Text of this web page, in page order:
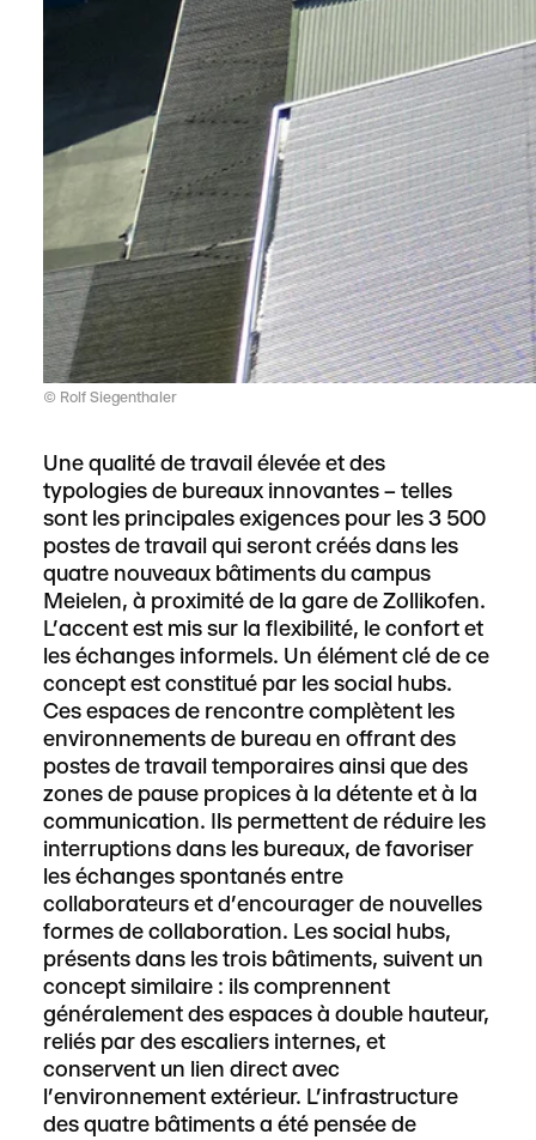
© Rolf Siegenthaler
Une qualité de travail élevée et des
typologies de bureaux innovantes – telles
sont les principales exigences pour les 3 500
postes de travail qui seront créés dans les
quatre nouveaux bâtiments du campus
Meielen, à proximité de la gare de Zollikofen.
L’accent est mis sur la flexibilité, le confort et
les échanges informels. Un élément clé de ce
concept est constitué par les social hubs.
Ces espaces de rencontre complètent les
environnements de bureau en offrant des
postes de travail temporaires ainsi que des
zones de pause propices à la détente et à la
communication. Ils permettent de réduire les
interruptions dans les bureaux, de favoriser
les échanges spontanés entre
collaborateurs et d’encourager de nouvelles
formes de collaboration. Les social hubs,
présents dans les trois bâtiments, suivent un
concept similaire : ils comprennent
généralement des espaces à double hauteur,
reliés par des escaliers internes, et
conservent un lien direct avec
l’environnement extérieur. L’infrastructure
des quatre bâtiments a été pensée de